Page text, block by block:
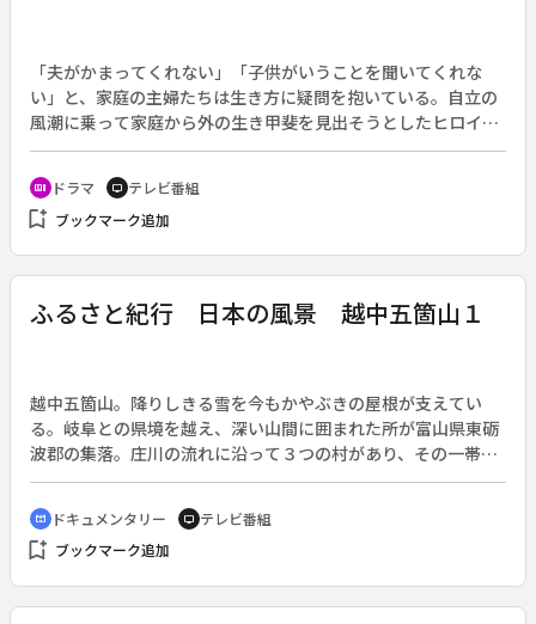
「夫がかまってくれない」「子供がいうことを聞いてくれな
い」と、家庭の主婦たちは生き方に疑問を抱いている。自立の
風潮に乗って家庭から外の生き甲斐を見出そうとしたヒロイン
が発見したものは何か。ニューサーティー主婦の心情と社会の
現実のギャップを描く。結婚１１年目の主婦和子（大原麗子）
は、夫の博（加藤健一）の単身赴任から不満がこうじている。
ある日マネキンをやっている友人のはつらつとしている姿を見
勤の日、和子が乗ろうとしたタクシーに男が飛び乗ってきた。
なんとデパート出入りの食品会社のチーフ佐伯（田村正和）だ
った。
recent_actors ドラマ tv テレビ番組
bookmark_add ブックマーク追加
ふるさと紀行 日本の風景 越中五箇山１
越中五箇山。降りしきる雪を今もかやぶきの屋根が支えてい
る。岐阜との県境を越え、深い山間に囲まれた所が富山県東砺
波郡の集落。庄川の流れに沿って３つの村があり、その一帯を
総称して五箇山と呼ぶ。かやぶき屋根が天に向かって祈るよう
に、合掌造の家がたたずむ。素朴な祈りから生まれた古代の建
築様式。合掌造の里の冬は、来る日も来る日も雪との闘いであ
る。◆出稼ぎで男手の少ない村での、女たちの雪との格闘を中
cinematic_blur ドキュメンタリー tv テレビ番組
bookmark_add ブックマーク追加